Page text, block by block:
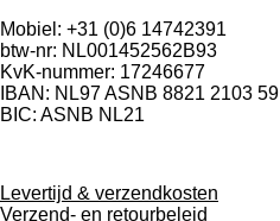
Mobiel: +31 (0)6 14742391
btw-nr: NL001452562B93
KvK-nummer: 17246677
IBAN: NL97 ASNB 8821 2103 59
BIC: ASNB NL21
Levertijd & verzendkosten
Verzend- en retourbeleid